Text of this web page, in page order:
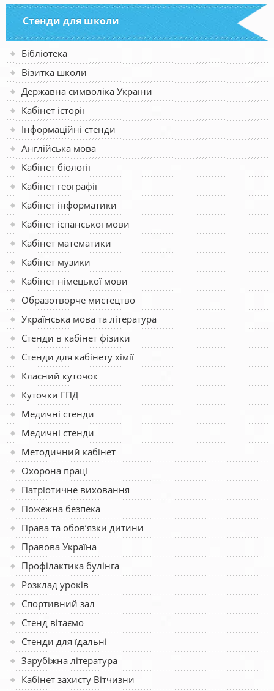
Стенди для школи
Бібліотека
Візитка школи
Державна символіка України
Кабінет історії
Інформаційні стенди
Англійська мова
Кабінет біології
Кабінет географії
Кабінет інформатики
Кабінет іспанської мови
Кабінет математики
Кабінет музики
Кабінет німецької мови
Образотворче мистецтво
Українська мова та література
Стенди в кабінет фізики
Стенди для кабінету хімії
Класний куточок
Куточки ГПД
Медичні стенди
Медичні стенди
Методичний кабінет
Охорона праці
Патріотичне виховання
Пожежна безпека
Права та обов’язки дитини
Правова Україна
Профілактика булінга
Розклад уроків
Спортивний зал
Стенд вітаємо
Стенди для їдальні
Зарубіжна література
Кабінет захисту Вітчизни